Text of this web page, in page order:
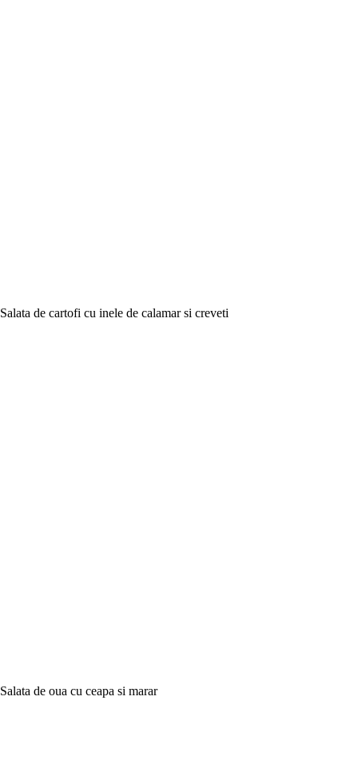
Salata de cartofi cu inele de calamar si creveti
Salata de oua cu ceapa si marar